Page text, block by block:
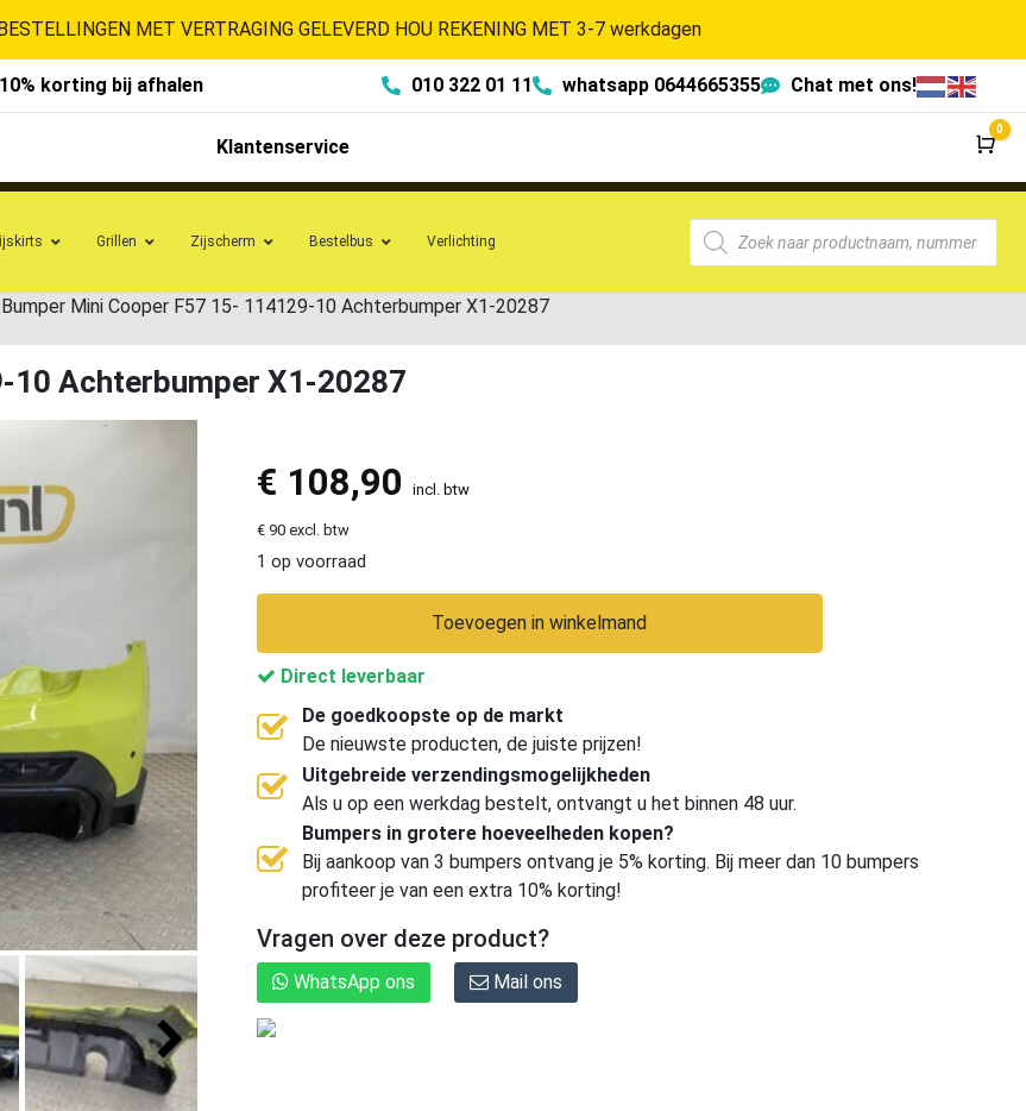
MET VERTRAGING GELEVERD HOU REKENING MET 3-7 werkdagen
10% korting bij afhalen 010 322 01 11 whatsapp 0644665355 Chat met ons!
Klantenservice
0
Grillen Zijscherm Bestelbus Verlichting
Bumper Mini Cooper F57 15- 114129-10 Achterbumper X1-20287
10 Achterbumper X1-20287
€ 108,90 incl. btw
€ 90 excl. btw
1 op voorraad
Toevoegen in winkelmand
Direct leverbaar
De goedkoopste op de markt
De nieuwste producten, de juiste prijzen!
Uitgebreide verzendingsmogelijkheden
Als u op een werkdag bestelt, ontvangt u het binnen 48 uur.
Bumpers in grotere hoeveelheden kopen?
Bij aankoop van 3 bumpers ontvang je 5% korting. Bij meer dan 10 bumpers
profiteer je van een extra 10% korting!
Vragen over deze product?
WhatsApp ons Mail ons